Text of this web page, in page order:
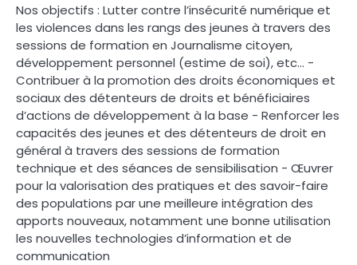
Nos objectifs : Lutter contre l’insécurité numérique et
les violences dans les rangs des jeunes à travers des
sessions de formation en Journalisme citoyen,
développement personnel (estime de soi), etc… -
Contribuer à la promotion des droits économiques et
sociaux des détenteurs de droits et bénéficiaires
d’actions de développement à la base - Renforcer les
capacités des jeunes et des détenteurs de droit en
général à travers des sessions de formation
technique et des séances de sensibilisation - Œuvrer
pour la valorisation des pratiques et des savoir-faire
des populations par une meilleure intégration des
apports nouveaux, notamment une bonne utilisation
les nouvelles technologies d’information et de
communication